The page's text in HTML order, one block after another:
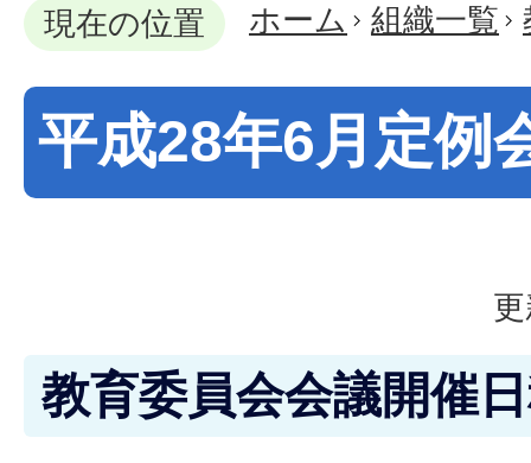
現在の位置 ホーム 組織一覧
平成28年6月定例
教育委員会会議開催